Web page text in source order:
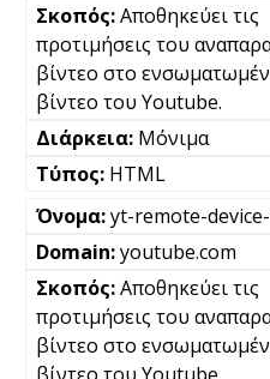
Αποθηκεύει τις
προτιμήσεις του
βίντεο στο
βίντεο του Youtube.
Μόνιμα
HTML
yt-remote-
youtube.com
Αποθηκεύει τις
προτιμήσεις του
βίντεο στο